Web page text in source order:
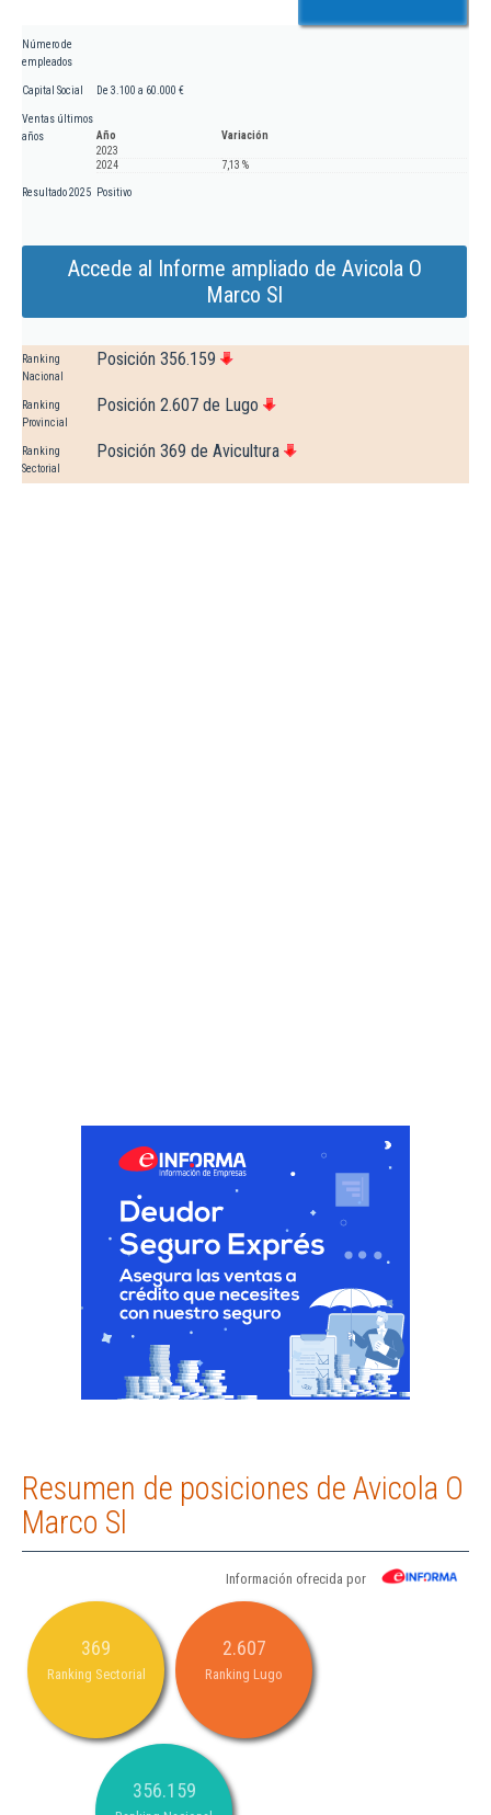
Número de
empleados
Capital Social De 3.100 a 60.000 €
Ventas últimos
años
Año
Variación
2023
2024
7,13 %
Resultado 2025 Positivo
Accede al Informe ampliado de Avicola O
Marco Sl
Ranking
Nacional
Posición 356.159
Ranking
Provincial
Posición 2.607 de Lugo
Ranking
Sectorial
Posición 369 de Avicultura
Resumen de posiciones de Avicola O
Marco Sl
Información ofrecida por
369
Ranking Sectorial
2.607
Ranking Lugo
356.159